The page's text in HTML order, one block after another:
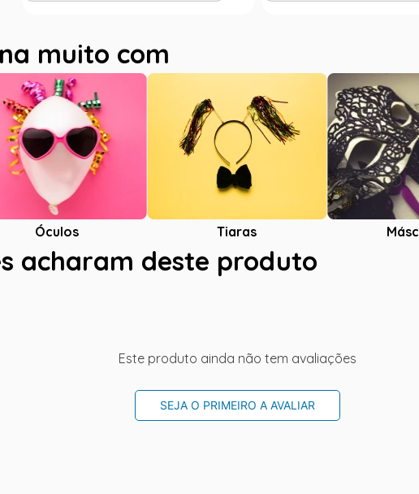
muito com
Óculos Tiaras
acharam deste produto
Este produto ainda não tem avaliações
SEJA O PRIMEIRO A AVALIAR